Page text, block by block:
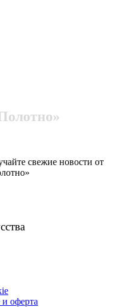
свежие новости от
и оферта